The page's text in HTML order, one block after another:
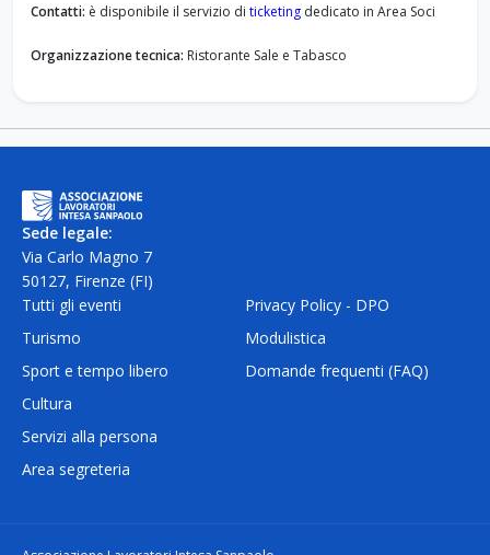
Contatti: è disponibile il servizio di ticketing dedicato in Area Soci
Organizzazione tecnica: Ristorante Sale e Tabasco
Sede legale:
Via Carlo Magno 7
50127, Firenze (FI)
Tutti gli eventi
Turismo
Sport e tempo libero
Cultura
Servizi alla persona
Privacy Policy - DPO
Modulistica
Domande frequenti (FAQ)
Area segreteria